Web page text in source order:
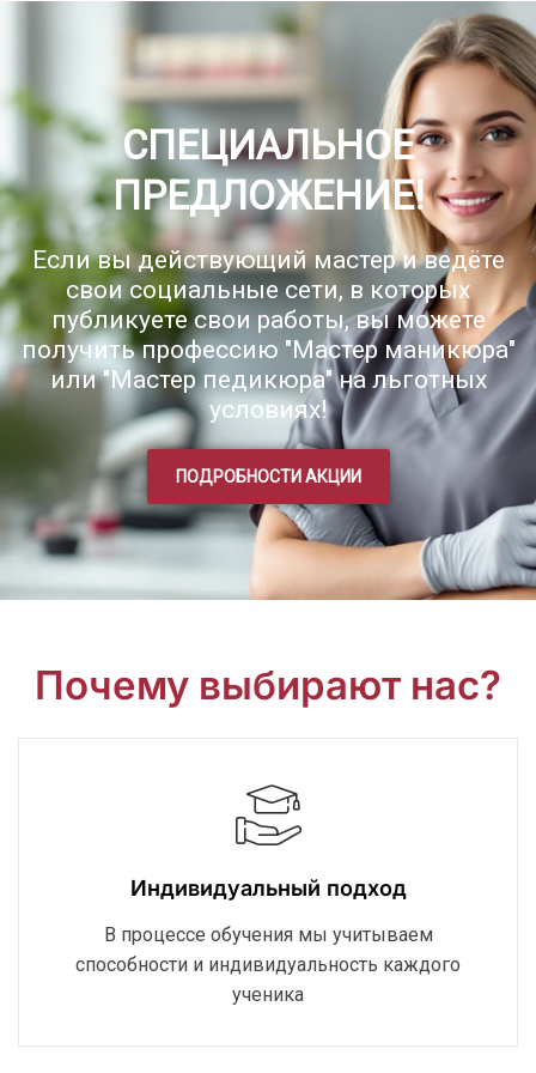
СПЕЦИАЛЬНОЕ
ПРЕДЛОЖЕНИЕ!
Если вы действующий мастер и ведёте
свои социальные сети, в которых
публикуете свои работы, вы можете
получить профессию "Мастер маникюра"
или "Мастер педикюра" на льготных
условиях!
ПОДРОБНОСТИ АКЦИИ
Почему выбирают нас?
Индивидуальный подход
В процессе обучения мы учитываем
способности и индивидуальность каждого
ученика